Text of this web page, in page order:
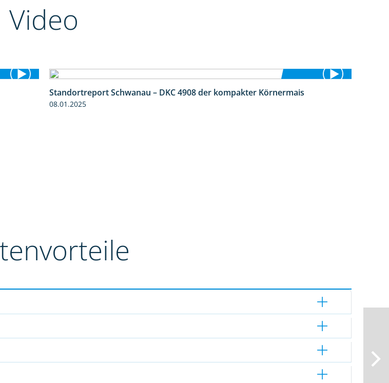
Video
Standortreport Schwanau – DKC 4908 der kompakter Körnermais
08.01.2025